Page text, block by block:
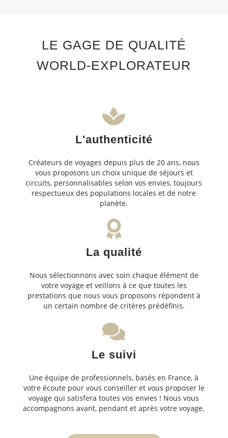
LE GAGE DE QUALITÉ
WORLD-EXPLORATEUR
L'authenticité
Créateurs de voyages depuis plus de 20 ans, nous
vous proposons un choix unique de séjours et
circuits, personnalisables selon vos envies, toujours
respectueux des populations locales et de notre
planète.
La qualité
Nous sélectionnons avec soin chaque élément de
votre voyage et veillons à ce que toutes les
prestations que nous vous proposons répondent à
un certain nombre de critères prédéfinis.
Le suivi
Une équipe de professionnels, basés en France, à
votre écoute pour vous conseiller et vous proposer le
voyage qui satisfera toutes vos envies ! Nous vous
accompagnons avant, pendant et après votre voyage.